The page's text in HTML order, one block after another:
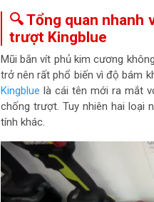
🔍 Tổng quan nhanh
trượt Kingblue
Mũi bắn vít phủ kim cương
trở nên rất phổ biến vì độ bám
Kingblue là cái tên mới ra mắt
chống trượt. Tuy nhiên hai loại
tính khác.